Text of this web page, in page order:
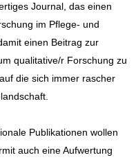
Journal, das einen
im Pflege- und
einen Beitrag zur
qualitative/r Forschung zu
die sich immer rascher
Publikationen wollen
auch eine Aufwertung